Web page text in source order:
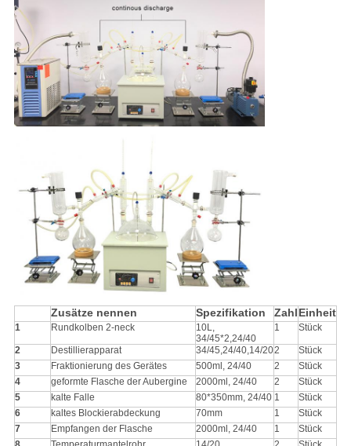
Zusätze nennen Spezifikation ZahlEinheit
1 Rundkolben 2-neck
10L,
34/45*2,24/40
1 Stück
2 Destillierapparat 34/45,24/40,14/202
Stück
3
Fraktionierung des Gerätes 500ml, 24/40 2
Stück
4
geformte Flasche der Aubergine 2000ml, 24/40 2
Stück
5
kalte Falle 80*350mm, 24/40 1
Stück
6
kaltes Blockierabdeckung 70mm 1
Stück
7
Empfangen der Flasche 2000ml, 24/40 1
Stück